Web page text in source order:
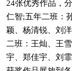
24张优秀作品，
仁智;五年二班：
颖、杨清锐、刘
二班：王灿、王
宇、郑佳宇、刘